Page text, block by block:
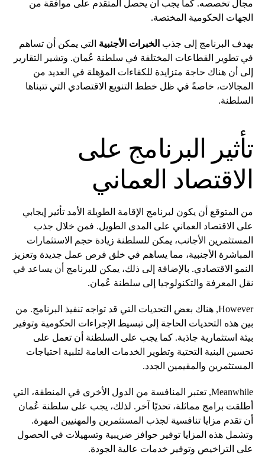
مجال تخصصه. كما يجب أن يحصل المتقدم على موافقة من
الجهات الحكومية المختصة.
يهدف البرنامج إلى جذب الخبرات الأجنبية التي يمكن أن تساهم
في تطوير القطاعات المختلفة في سلطنة عُمان. وتشير التقارير
إلى أن هناك حاجة متزايدة للكفاءات المؤهلة في العديد من
المجالات، خاصةً في ظل خطط التنويع الاقتصادي التي تتبناها
السلطنة.
تأثير البرنامج على
الاقتصاد العماني
من المتوقع أن يكون لبرنامج الإقامة الطويلة الأمد تأثير إيجابي
على الاقتصاد العماني على المدى الطويل. فمن خلال جذب
المستثمرين الأجانب، يمكن للسلطنة زيادة حجم الاستثمارات
المباشرة الأجنبية، مما يساهم في خلق فرص عمل جديدة وتعزيز
النمو الاقتصادي. بالإضافة إلى ذلك، يمكن للبرنامج أن يساعد في
نقل المعرفة والتكنولوجيا إلى سلطنة عُمان.
However, هناك بعض التحديات التي قد تواجه تنفيذ البرنامج. من
بين هذه التحديات الحاجة إلى تبسيط الإجراءات الحكومية وتوفير
بيئة استثمارية جاذبة. كما يجب على السلطنة أن تعمل على
تحسين البنية التحتية وتطوير الخدمات العامة لتلبية احتياجات
المستثمرين والمقيمين الجدد.
Meanwhile, تعتبر المنافسة من الدول الأخرى في المنطقة، التي
أطلقت برامج مماثلة، تحديًا آخر. لذلك، يجب على سلطنة عُمان
أن تقدم مزايا تنافسية لجذب المستثمرين والمهنيين المهرة.
وتشمل هذه المزايا توفير حوافز ضريبية وتسهيلات في الحصول
على التراخيص وتوفير خدمات عالية الجودة.